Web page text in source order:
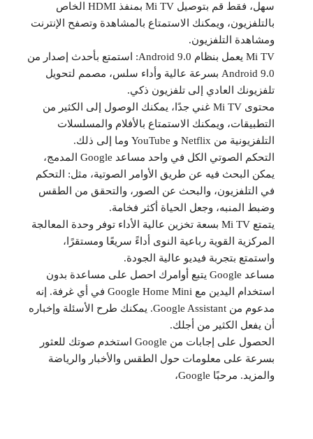
سهل، فقط قم بتوصيل Mi TV بمنفذ HDMI الخاص
بالتلفزيون، ويمكنك الاستمتاع بالمشاهدة وتصفح الإنترنت
ومشاهدة التلفزيون.
Mi TV يعمل بنظام Android 9.0: استمتع بأحدث إصدار من
Android 9.0 بسرعة عالية وأداء سلس، مصمم لتحويل
تلفزيونك العادي إلى تلفزيون ذكي.
محتوى Mi TV غني جدًا، يمكنك الوصول إلى الكثير من
التطبيقات، ويمكنك الاستمتاع بالأفلام والمسلسلات
التلفزيونية من Netflix و YouTube وما إلى ذلك.
التحكم الصوتي الكل في واحد مساعد Google المدمج،
يمكن البحث فيه عن طريق الأوامر الصوتية، مثل: التحكم
في التلفزيون، والبحث عن الصور، والتحقق من الطقس
وضبط المنبه، وجعل الحياة أكثر فخامة.
يتمتع Mi TV بسعة تخزين عالية الأداء توفر وحدة المعالجة
المركزية القوية رباعية النوى أداءً سريعًا ومستقرًا،
واستمتع بتجربة فيديو عالية الجودة.
مساعد Google يتبع أوامرك احصل على مساعدة بدون
استخدام اليدين مع Google Home Mini في أي غرفة. إنه
مدعوم من Google Assistant. يمكنك طرح الأسئلة وإخباره
أن يفعل الكثير من أجلك.
الحصول على إجابات من Google استخدم صوتك للعثور
بسرعة على معلومات حول الطقس والأخبار والرياضة
والمزيد. مرحبًا Google،